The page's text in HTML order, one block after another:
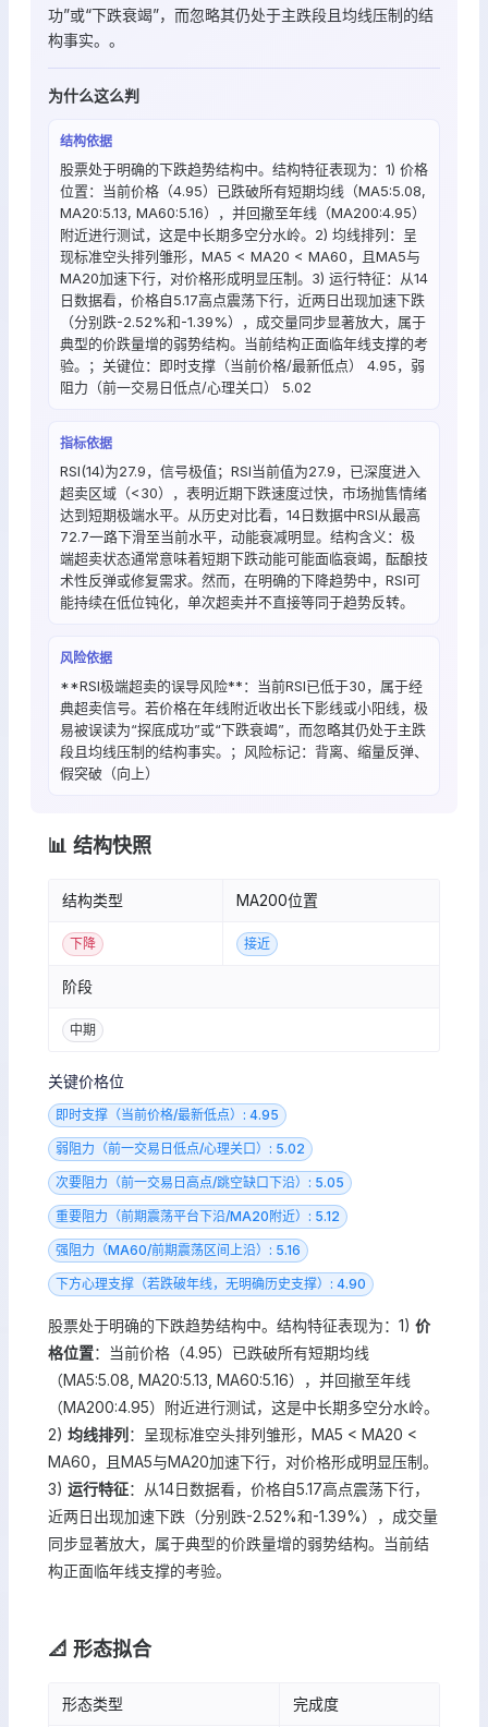
功”或“下跌衰竭”，而忽略其仍处于主跌段且均线压制的结
构事实。。
为什么这么判
结构依据
股票处于明确的下跌趋势结构中。结构特征表现为：1) 价格
位置：当前价格（4.95）已跌破所有短期均线（MA5:5.08,
MA20:5.13, MA60:5.16），并回撤至年线（MA200:4.95）
附近进行测试，这是中长期多空分水岭。2) 均线排列：呈
现标准空头排列雏形，MA5 < MA20 < MA60，且MA5与
MA20加速下行，对价格形成明显压制。3) 运行特征：从14
日数据看，价格自5.17高点震荡下行，近两日出现加速下跌
（分别跌-2.52%和-1.39%），成交量同步显著放大，属于
典型的价跌量增的弱势结构。当前结构正面临年线支撑的考
验。；关键位：即时支撑（当前价格/最新低点） 4.95，弱
阻力（前一交易日低点/心理关口） 5.02
指标依据
RSI(14)为27.9，信号极值；RSI当前值为27.9，已深度进入
超卖区域（<30），表明近期下跌速度过快，市场抛售情绪
达到短期极端水平。从历史对比看，14日数据中RSI从最高
72.7一路下滑至当前水平，动能衰减明显。结构含义：极
端超卖状态通常意味着短期下跌动能可能面临衰竭，酝酿技
术性反弹或修复需求。然而，在明确的下降趋势中，RSI可
能持续在低位钝化，单次超卖并不直接等同于趋势反转。
风险依据
**RSI极端超卖的误导风险**：当前RSI已低于30，属于经
典超卖信号。若价格在年线附近收出长下影线或小阳线，极
易被误读为“探底成功”或“下跌衰竭”，而忽略其仍处于主跌
段且均线压制的结构事实。；风险标记：背离、缩量反弹、
假突破（向上）
📊 结构快照
结构类型 MA200位置
下降 接近
阶段
中期
关键价格位
即时支撑（当前价格/最新低点）: 4.95
弱阻力（前一交易日低点/心理关口）: 5.02
次要阻力（前一交易日高点/跳空缺口下沿）: 5.05
重要阻力（前期震荡平台下沿/MA20附近）: 5.12
强阻力（MA60/前期震荡区间上沿）: 5.16
下方心理支撑（若跌破年线，无明确历史支撑）: 4.90
股票处于明确的下跌趋势结构中。结构特征表现为：1) 价
格位置：当前价格（4.95）已跌破所有短期均线
（MA5:5.08, MA20:5.13, MA60:5.16），并回撤至年线
（MA200:4.95）附近进行测试，这是中长期多空分水岭。
2) 均线排列 ：呈现标准空头排列雏形，MA5 < MA20 <
MA60，且MA5与MA20加速下行，对价格形成明显压制。
3) 运行特征：从14日数据看，价格自5.17高点震荡下行，
近两日出现加速下跌（分别跌-2.52%和-1.39%），成交量
同步显著放大，属于典型的价跌量增的弱势结构。当前结
构正面临年线支撑的考验。
📐 形态拟合
形态类型 完成度